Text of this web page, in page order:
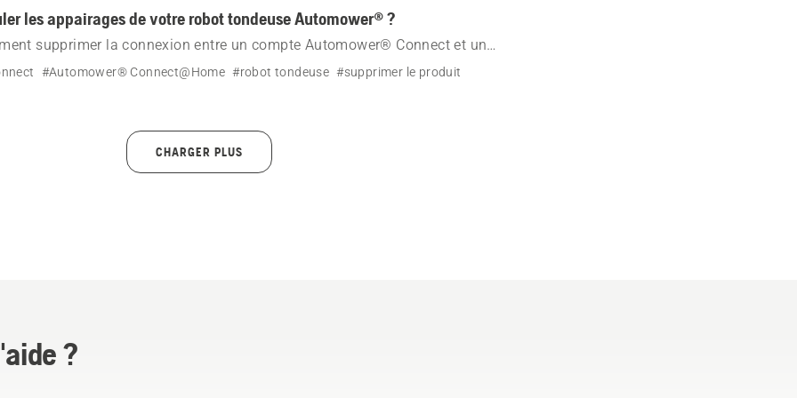
les appairages de votre robot tondeuse Automower® ?
supprimer la connexion entre un compte Automower® Connect et un
#Automower® Connect@Home #robot tondeuse #supprimer le produit
CHARGER PLUS
?